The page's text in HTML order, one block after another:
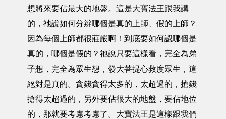
想將來要佔最大的地盤。這是大寶法王跟我講
的，祂說如何分辨哪個是真的上師、假的上師？
因為每個上師都很莊嚴啊！到底要如何認哪個是
真的，哪個是假的？祂說只要這樣看，完全為弟
子想，完全為眾生想，發大菩提心救度眾生，這
絕對是真的。貪錢貪得太多的，太超過的，搶錢
搶得太超過的，另外要佔很大的地盤，要佔地位
的，那就要考慮考慮了。大寶法王是這樣跟我們